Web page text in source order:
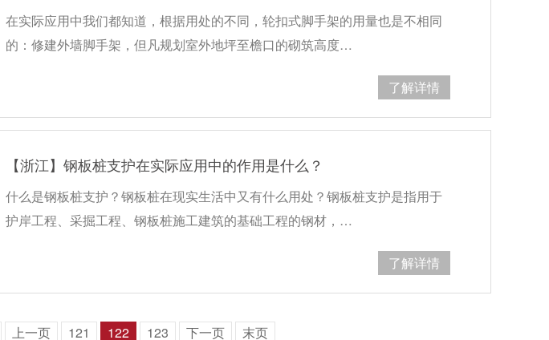
在实际应用中我们都知道，根据用处的不同，轮扣式脚手架的用量也是不相同
的：修建外墙脚手架，但凡规划室外地坪至檐口的砌筑高度…
了解详情
【浙江】钢板桩支护在实际应用中的作用是什么？
什么是钢板桩支护？钢板桩在现实生活中又有什么用处？钢板桩支护是指用于
护岸工程、采掘工程、钢板桩施工建筑的基础工程的钢材，…
了解详情
上一页 121 122 123 下一页 末页